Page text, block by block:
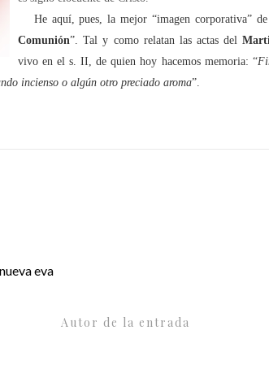
He aquí, pues, la mejor “imagen corporativa”
Comunión”. Tal y como relatan las actas del
vivo en el s. II, de quien hoy hacemos memoria: “
incienso o algún otro preciado aroma”.
eva
Autor de la entrada